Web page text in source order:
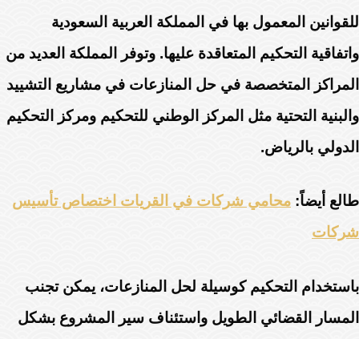
للقوانين المعمول بها في المملكة العربية السعودية
واتفاقية التحكيم المتعاقدة عليها. وتوفر المملكة العديد من
المراكز المتخصصة في حل المنازعات في مشاريع التشييد
والبنية التحتية مثل المركز الوطني للتحكيم ومركز التحكيم
الدولي بالرياض.
طالع أيضاً: محامي شركات في القريات اختصاص تأسيس
شركات
باستخدام التحكيم كوسيلة لحل المنازعات، يمكن تجنب
المسار القضائي الطويل واستئناف سير المشروع بشكل